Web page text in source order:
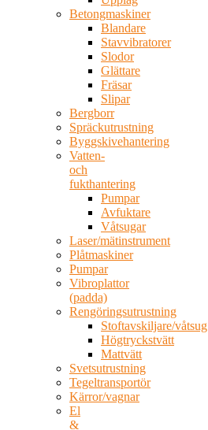
Betongmaskiner
Blandare
Stavvibratorer
Slodor
Glättare
Fräsar
Slipar
Bergborr
Spräckutrustning
Byggskivehantering
Vatten-
och
fukthantering
Pumpar
Avfuktare
Våtsugar
Laser/mätinstrument
Plåtmaskiner
Pumpar
Vibroplattor
(padda)
Rengöringsutrustning
Stoftavskiljare/våtsug
Högtryckstvätt
Mattvätt
Svetsutrustning
Tegeltransportör
Kärror/vagnar
El
&